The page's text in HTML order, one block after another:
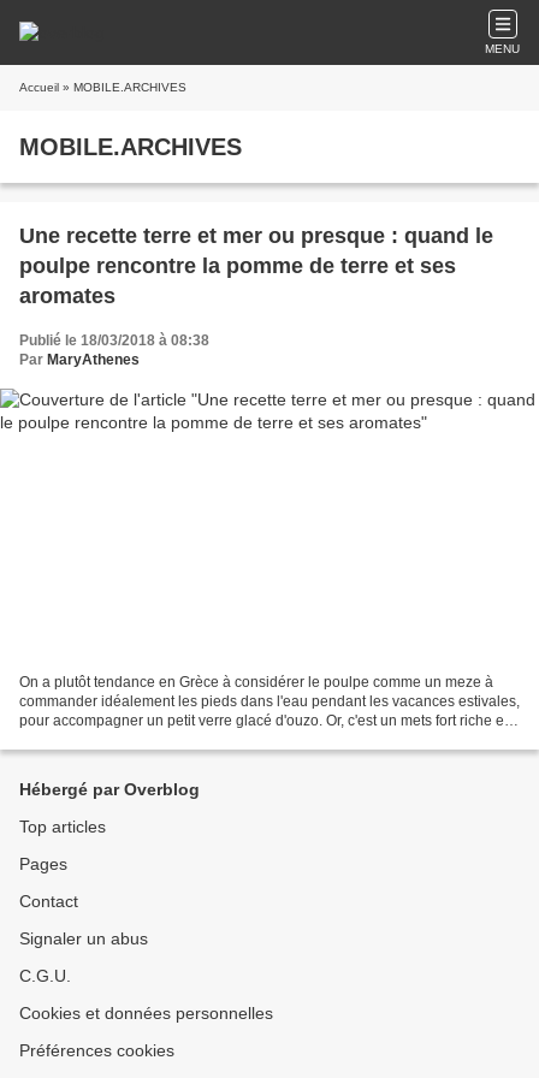
MENU
Accueil » MOBILE.ARCHIVES
MOBILE.ARCHIVES
Une recette terre et mer ou presque : quand le
poulpe rencontre la pomme de terre et ses
aromates
Publié le 18/03/2018 à 08:38
Par MaryAthenes
On a plutôt tendance en Grèce à considérer le poulpe comme un meze à
commander idéalement les pieds dans l'eau pendant les vacances estivales,
pour accompagner un petit verre glacé d'ouzo. Or, c'est un mets fort riche en
Hébergé par Overblog
Top articles
Pages
Contact
Signaler un abus
C.G.U.
Cookies et données personnelles
Préférences cookies